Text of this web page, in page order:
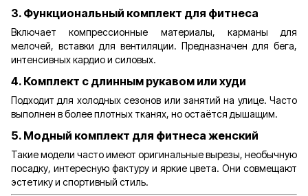
3. Функциональный комплект для фитнеса
Включает компрессионные материалы, карманы для
мелочей, вставки для вентиляции. Предназначен для бега,
интенсивных кардио и силовых.
4. Комплект с длинным рукавом или худи
Подходит для холодных сезонов или занятий на улице. Часто
выполнен в более плотных тканях, но остаётся дышащим.
5. Модный комплект для фитнеса женский
Такие модели часто имеют оригинальные вырезы, необычную
посадку, интересную фактуру и яркие цвета. Они совмещают
эстетику и спортивный стиль.